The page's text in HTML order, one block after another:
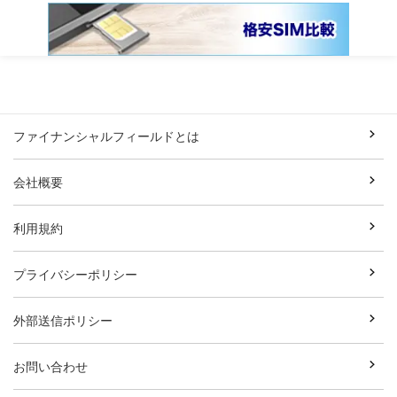
ファイナンシャルフィールドとは
会社概要
利用規約
プライバシーポリシー
外部送信ポリシー
お問い合わせ